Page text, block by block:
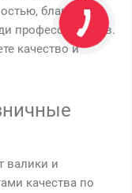
благодаря
профессионалов.
качество и
валики и
качества по